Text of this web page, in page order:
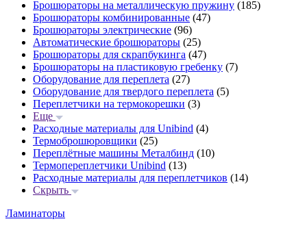
Брошюраторы на металлическую пружину (185)
Брошюраторы комбинированные (47)
Брошюраторы электрические (96)
Автоматические брошюраторы (25)
Брошюраторы для скрапбукинга (47)
Брошюраторы на пластиковую гребенку (7)
Оборудование для переплета (27)
Оборудование для твердого переплета (5)
Переплетчики на термокорешки (3)
Еще
Расходные материалы для Unibind (4)
Термоброшюровщики (25)
Переплётные машины Металбинд (10)
Термопереплетчики Unibind (13)
Расходные материалы для переплетчиков (14)
Скрыть
Ламинаторы